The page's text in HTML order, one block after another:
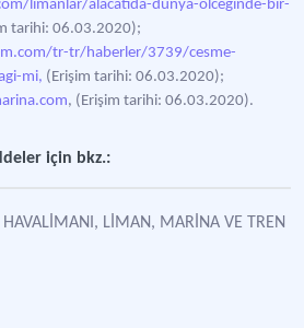
limanlar/alacatida-dunya-olceginde-bir-
tarihi: 06.03.2020);
tr-tr/haberler/3739/cesme-
mi, (Erişim tarihi: 06.03.2020);
, (Erişim tarihi: 06.03.2020).
için bkz.:
LİMAN, MARİNA VE TREN